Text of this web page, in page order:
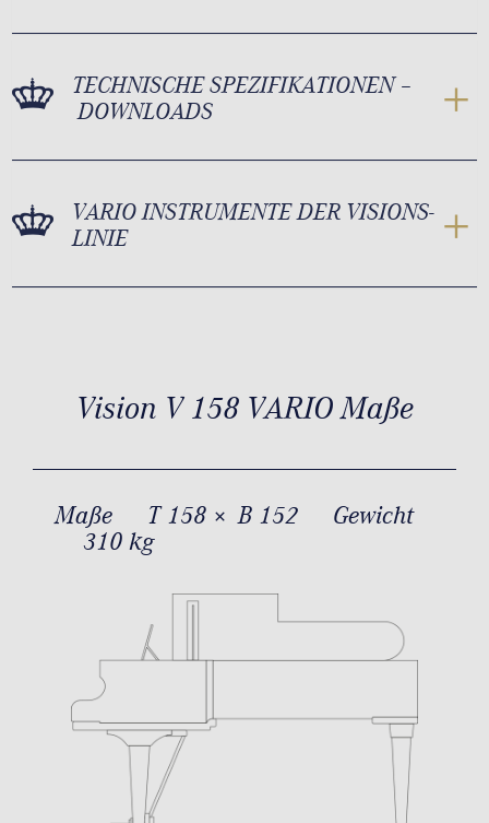
TECHNISCHE SPEZIFIKATIONEN –
DOWNLOADS
VARIO INSTRUMENTE DER VISIONS-
LINIE
Vision V 158 VARIO Maße
Maße T 158 × B 152
Gewicht
310 kg